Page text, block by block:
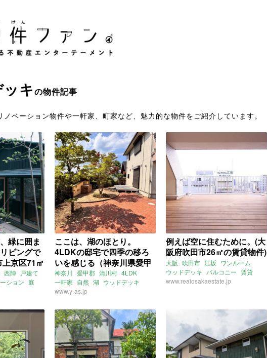
キの物件記事
ノベーション物件や一軒家、町家など、魅力的な物件をご紹介しています。
緑に囲ま
ビングで
京区71㎡
西陣 戸建て
ション 庭
ここは、湖のほとり。
4LDKの邸宅で四季の移ろ
いを感じる（神奈川県愛甲
郡154㎡の売買物件）
神奈川 愛甲郡 清川村 4LDK
一軒家 自然 湖 ウッドデッキ
BBQ アウトドア
www.y-as.jp
例えば空に住むために。(大
阪府吹田市26㎡の賃貸物件)
大阪 吹田市 江坂 ワンルーム
ウッドデッキ バルコニー 賃貸
www.realosakaestate.jp